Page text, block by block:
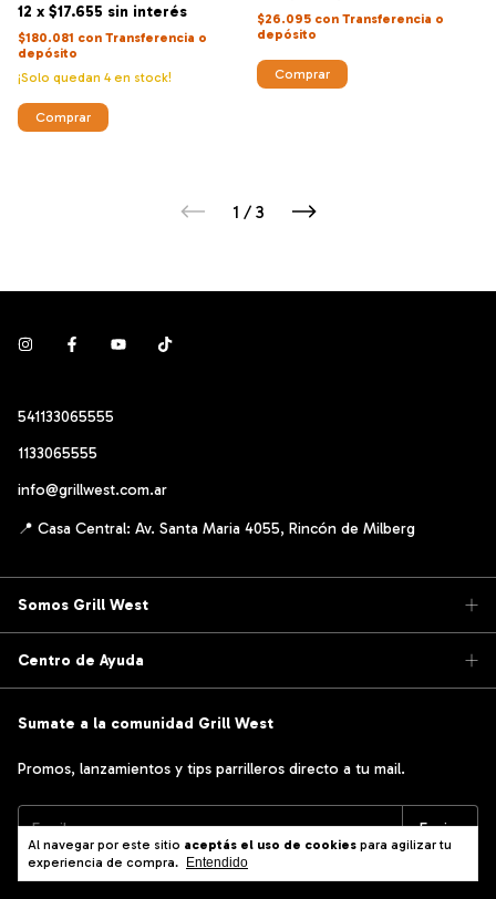
Al navegar por este sitio aceptás el uso de cookies para agilizar tu
experiencia de compra.
Entendido
12 x $17.655 sin interés
$180.081 con Transferencia o
depósito
¡Solo quedan 4en stock!
$26.095 con Transferencia o
depósito
1 / 3
541133065555
1133065555
info@grillwest.com.ar
Somos Grill West
Centro de Ayuda
Sumate a la comunidad Grill West
Promos, lanzamientos y tips parrilleros directo a tu mail.